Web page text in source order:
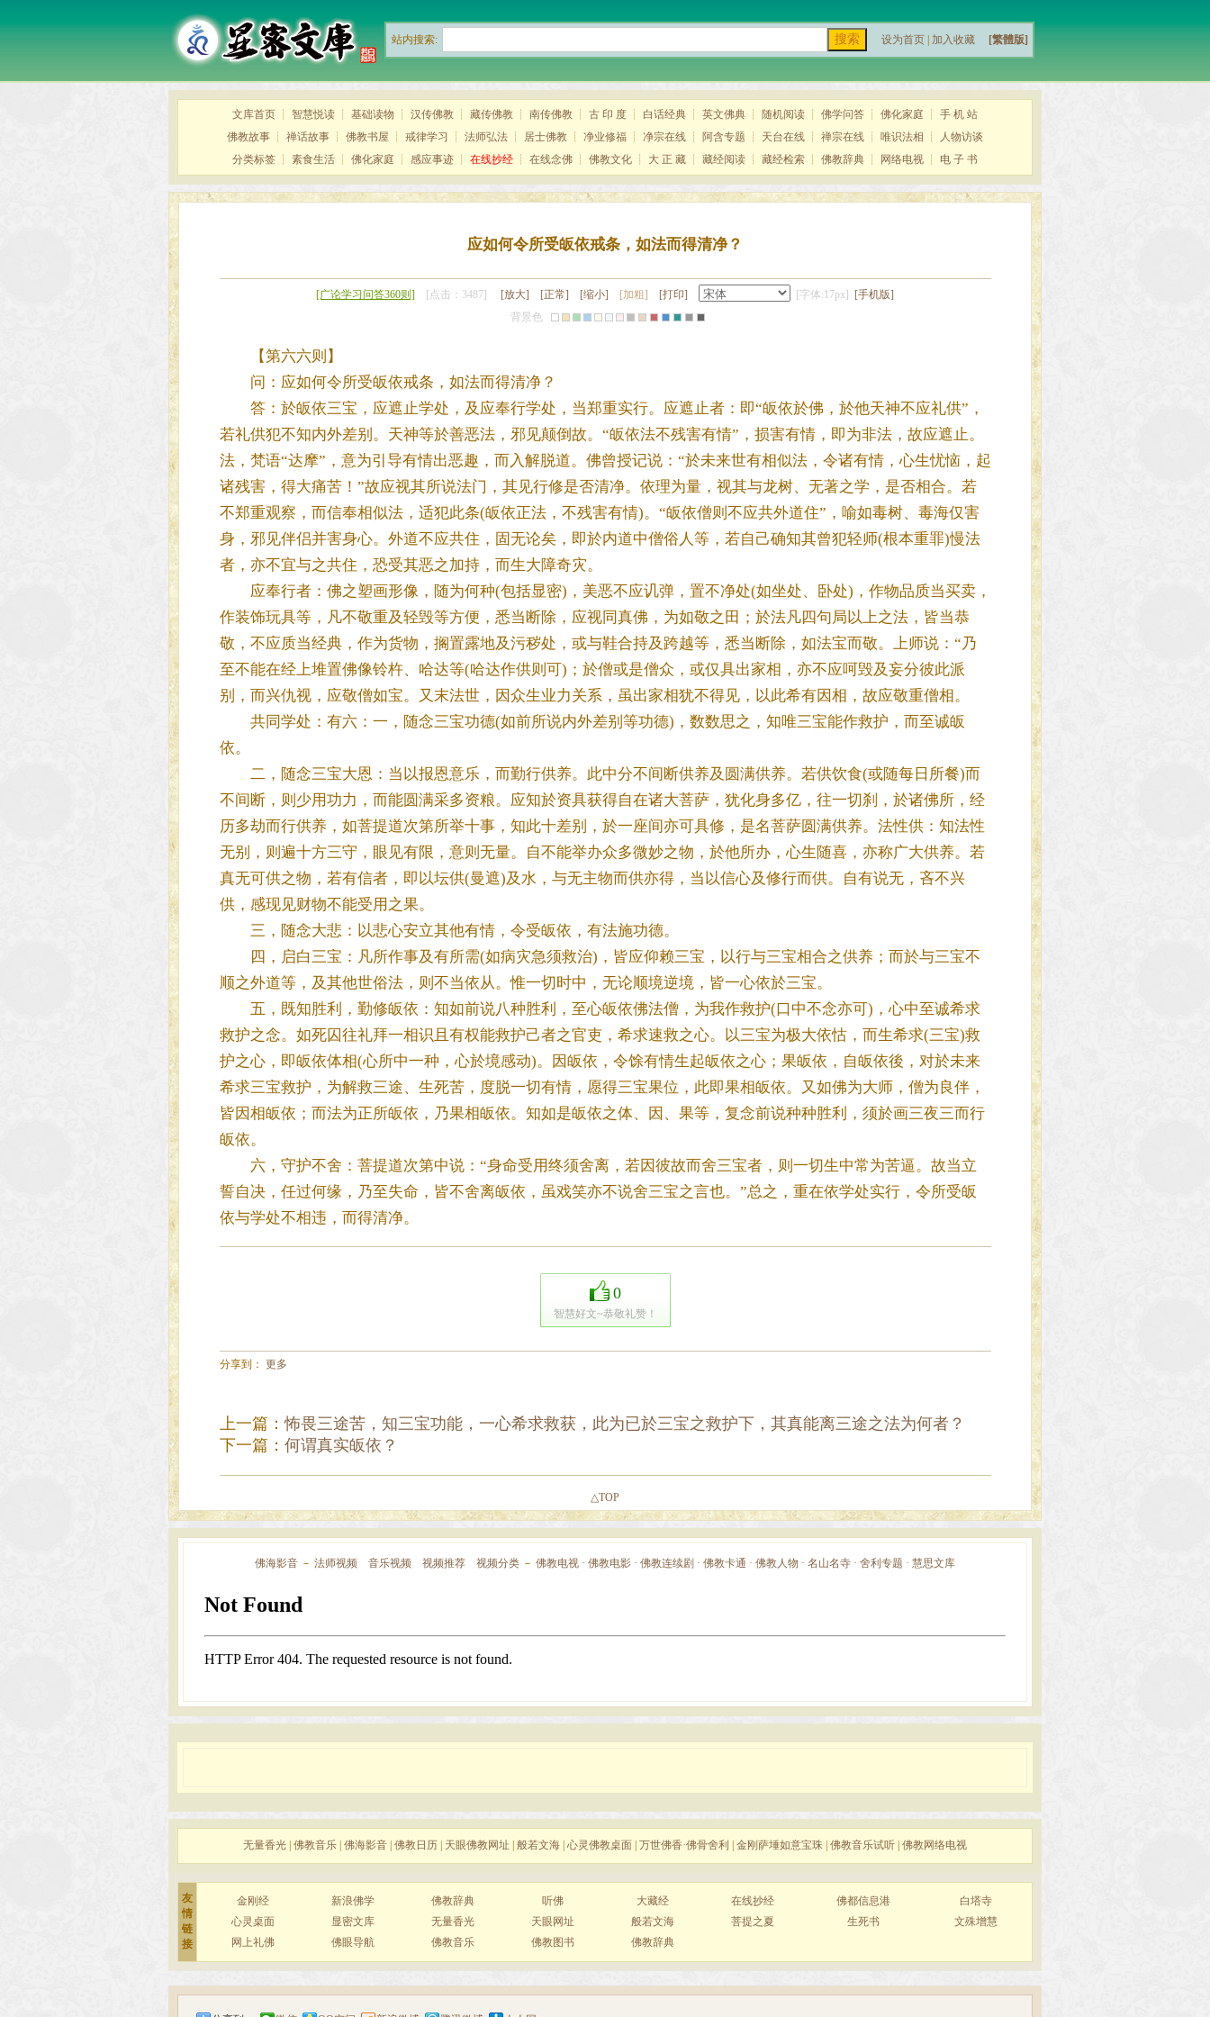
站内搜索: 设为首页 加入收藏 [繁體版]
文库首页 ┊ 智慧悦读 ┊ 基础读物 ┊ 汉传佛教 ┊ 藏传佛教 ┊ 南传佛教 ┊ 古 印 度 ┊ 白话经典 ┊ 英文佛典 ┊ 随机阅读 ┊ 佛学问答 ┊ 佛化家庭 ┊ 手 机 站
佛教故事 ┊ 禅话故事 ┊ 佛教书屋 ┊ 戒律学习 ┊ 法师弘法 ┊ 居士佛教 ┊ 净业修福 ┊ 净宗在线 ┊ 阿含专题 ┊ 天台在线 ┊ 禅宗在线 ┊ 唯识法相 ┊
人物访谈
分类标签 ┊ 素食生活 ┊ 佛化家庭 ┊ 感应事迹 ┊ 在线抄经 ┊ 在线念佛 ┊ 佛教文化 ┊ 大 正 藏 ┊ 藏经阅读 ┊ 藏经检索 ┊ 佛教辞典 ┊ 网络电视 ┊ 电 子 书
应如何令所受皈依戒条，如法而得清净？
[广论学习问答360则] [点击：3487] [放大] [正常] [缩小] [加粗] [打印] [字体:17px]
[手机版]
背景色
【第六六则】
问：应如何令所受皈依戒条，如法而得清净？
答：於皈依三宝，应遮止学处，及应奉行学处，当郑重实行。应遮止者：即“皈依於佛，於他天神不应礼供”，
若礼供犯不知内外差别。天神等於善恶法，邪见颠倒故。“皈依法不残害有情”，损害有情，即为非法，故应遮止。
法，梵语“达摩”，意为引导有情出恶趣，而入解脱道。佛曾授记说：“於未来世有相似法，令诸有情，心生忧恼，起
诸残害，得大痛苦！”故应视其所说法门，其见行修是否清净。依理为量，视其与龙树、无著之学，是否相合。若
不郑重观察，而信奉相似法，适犯此条(皈依正法，不残害有情)。“皈依僧则不应共外道住”，喻如毒树、毒海仅害
身，邪见伴侣并害身心。外道不应共住，固无论矣，即於内道中僧俗人等，若自己确知其曾犯轻师(根本重罪)慢法
者，亦不宜与之共住，恐受其恶之加持，而生大障奇灾。
应奉行者：佛之塑画形像，随为何种(包括显密)，美恶不应讥弹，置不净处(如坐处、卧处)，作物品质当买卖，
作装饰玩具等，凡不敬重及轻毁等方便，悉当断除，应视同真佛，为如敬之田；於法凡四句局以上之法，皆当恭
敬，不应质当经典，作为货物，搁置露地及污秽处，或与鞋合持及跨越等，悉当断除，如法宝而敬。上师说：“乃
至不能在经上堆置佛像铃杵、哈达等(哈达作供则可)；於僧或是僧众，或仅具出家相，亦不应呵毁及妄分彼此派
别，而兴仇视，应敬僧如宝。又末法世，因众生业力关系，虽出家相犹不得见，以此希有因相，故应敬重僧相。
共同学处：有六：一，随念三宝功德(如前所说内外差别等功德)，数数思之，知唯三宝能作救护，而至诚皈
依。
二，随念三宝大恩：当以报恩意乐，而勤行供养。此中分不间断供养及圆满供养。若供饮食(或随每日所餐)而
不间断，则少用功力，而能圆满采多资粮。应知於资具获得自在诸大菩萨，犹化身多亿，往一切刹，於诸佛所，经
历多劫而行供养，如菩提道次第所举十事，知此十差别，於一座间亦可具修，是名菩萨圆满供养。法性供：知法性
无别，则遍十方三守，眼见有限，意则无量。自不能举办众多微妙之物，於他所办，心生随喜，亦称广大供养。若
真无可供之物，若有信者，即以坛供(曼遮)及水，与无主物而供亦得，当以信心及修行而供。自有说无，吝不兴
供，感现见财物不能受用之果。
三，随念大悲：以悲心安立其他有情，令受皈依，有法施功德。
四，启白三宝：凡所作事及有所需(如病灾急须救治)，皆应仰赖三宝，以行与三宝相合之供养；而於与三宝不
顺之外道等，及其他世俗法，则不当依从。惟一切时中，无论顺境逆境，皆一心依於三宝。
五，既知胜利，勤修皈依：知如前说八种胜利，至心皈依佛法僧，为我作救护(口中不念亦可)，心中至诚希求
救护之念。如死囚往礼拜一相识且有权能救护己者之官吏，希求速救之心。以三宝为极大依怙，而生希求(三宝)救
护之心，即皈依体相(心所中一种，心於境感动)。因皈依，令馀有情生起皈依之心；果皈依，自皈依後，对於未来
希求三宝救护，为解救三途、生死苦，度脱一切有情，愿得三宝果位，此即果相皈依。又如佛为大师，僧为良伴，
皆因相皈依；而法为正所皈依，乃果相皈依。知如是皈依之体、因、果等，复念前说种种胜利，须於画三夜三而行
皈依。
六，守护不舍：菩提道次第中说：“身命受用终须舍离，若因彼故而舍三宝者，则一切生中常为苦逼。故当立
誓自决，任过何缘，乃至失命，皆不舍离皈依，虽戏笑亦不说舍三宝之言也。”总之，重在依学处实行，令所受皈
依与学处不相违，而得清净。
0
智慧好文~恭敬礼赞！
分享到： 更多
上一篇：怖畏三途苦，知三宝功能，一心希求救获，此为已於三宝之救护下，其真能离三途之法为何者？
下一篇： 何谓真实皈依？
△TOP
佛海影音 － 法师视频 音乐视频 视频推荐 视频分类 － 佛教电视 · 佛教电影 · 佛教连续剧 · 佛教卡通 · 佛教人物 · 名山名寺 · 舍利专题 · 慧思文库
无量香光 佛教音乐 佛海影音 佛教日历 天眼佛教网址 般若文海 心灵佛教桌面 万世佛香·佛骨舍利 金刚萨埵如意宝珠 佛教音乐试听 佛教网络电视
友
情
链
接
金刚经 新浪佛学 佛教辞典 听佛 大藏经 在线抄经 佛都信息港
白塔寺
心灵桌面
显密文库 无量香光 天眼网址 般若文海 菩提之夏 生死书
文殊增慧
网上礼佛
佛眼导航 佛教音乐 佛教图书 佛教辞典